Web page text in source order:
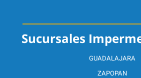
Sucursales
GUADALAJARA
ZAPOPAN